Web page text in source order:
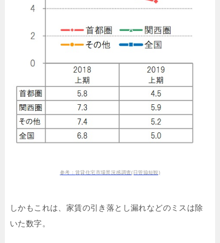
参考：賃貸住宅市場景況感調査(日管協短観)
しかもこれは、家賃の引き落とし漏れなどのミスは除
いた数字。